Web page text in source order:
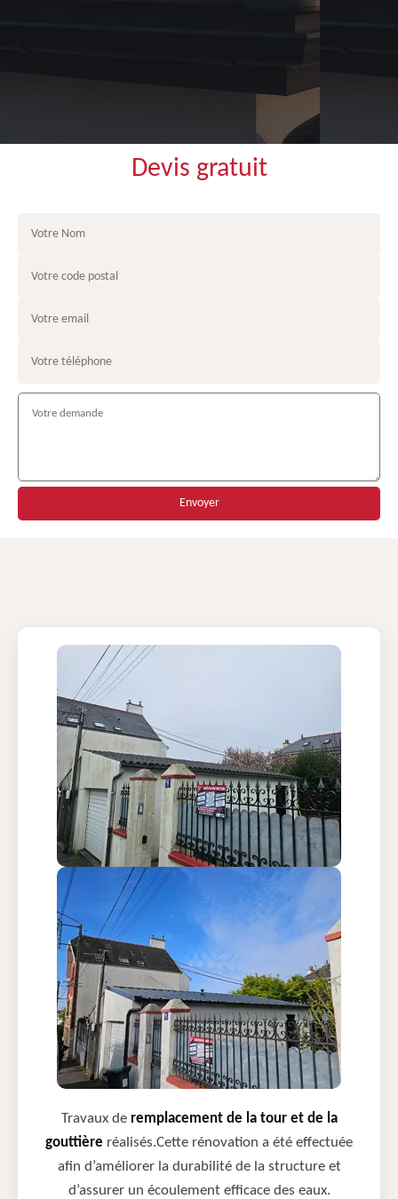
Devis gratuit
Travaux de remplacement de la tour et de la
gouttière réalisés.Cette rénovation a été effectuée
afin d’améliorer la durabilité de la structure et
d’assurer un écoulement efficace des eaux.